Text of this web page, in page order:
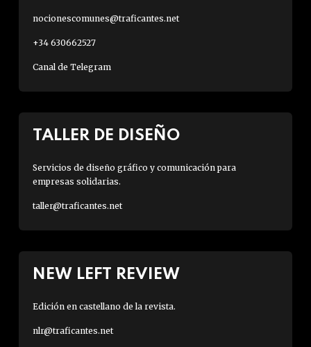
nocionescomunes@traficantes.net
+34 630662527
Canal de Telegram
TALLER DE DISEÑO
Servicios de diseño gráfico y comunicación para
empresas solidarias.
taller@traficantes.net
NEW LEFT REVIEW
Edición en castellano de la revista.
nlr@traficantes.net